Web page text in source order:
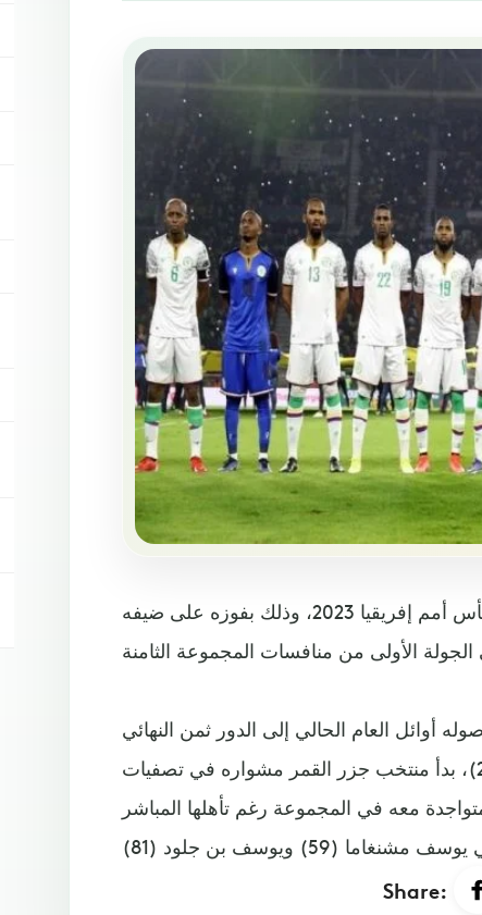
حقّق منتخب جزر القمر بداية قوية في تصفيات كأس أمم إفريقيا 2023، وذلك بفوزه على ضيفه
أوائل العام الحالي إلى الدور ثمن النهائي
قبل انتهاء مغامرته على يد الكاميرون المضيفة (1-2)، بدأ منتخب جزر القمر مشواره في تصفيات
المتواجدة معه في المجموعة رغم تأهلها المباشر
Share: